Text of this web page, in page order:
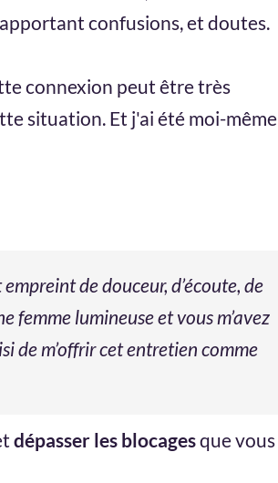
confusions, et doutes.
connexion peut être très
situation. Et j'ai été moi-même
de douceur, d’écoute, de
femme lumineuse et vous m’avez
de m’offrir cet entretien comme
dépasser les blocagesque vous